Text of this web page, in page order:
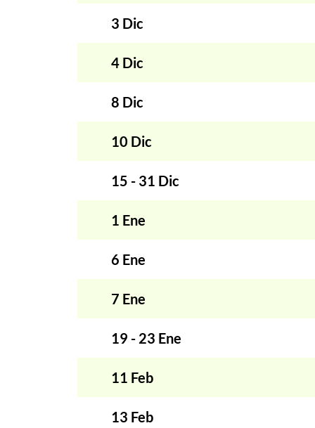
3 Dic
4 Dic
8 Dic
10 Dic
15 - 31 Dic
1 Ene
6 Ene
7 Ene
19 - 23 Ene
11 Feb
13 Feb